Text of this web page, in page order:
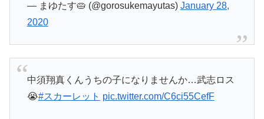
— まゆたす🥧 (@gorosukemayutas) January 28,
2020
中須翔真くんうちの子になりませんか…武志ロス
😭#スカーレット pic.twitter.com/C6ci55CefF